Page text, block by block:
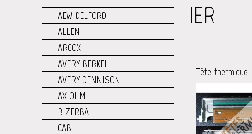
AEW-DELFORD
ALLEN
ARGOX
AVERY BERKEL
AVERY DENNISON
AXIOHM
BIZERBA
CAB
IER
Tête-thermique-